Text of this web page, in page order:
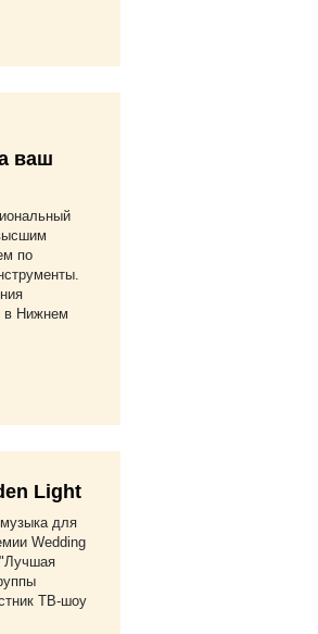
ваш
по
в Нижнем
Light
для
Wedding
ТВ-шоу